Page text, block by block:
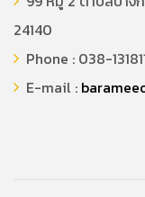
24140
Phone : 038-
E-mail :